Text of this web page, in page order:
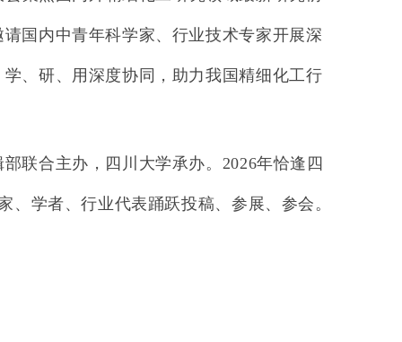
国内中青年科学家、行业技术专家开展深
、研、用深度协同，助力我国精细化工行
联合主办，四川大学承办。 2026年恰逢四
学者、行业代表踊跃投稿、参展、参会。